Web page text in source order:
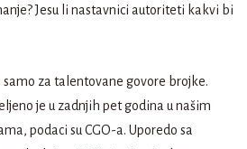
Jesu li nastavnici autoriteti kakvi bi
samo za talentovane govore brojke.
je u zadnjih pet godina u našim
podaci su CGO-a. Uporedo sa